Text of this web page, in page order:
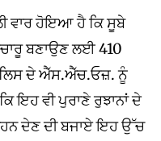
ਵਾਰ ਹੋਇਆ ਹੈ ਕਿ ਸੂਬੇ
ਬਣਾਉਣ ਲਈ 410
ਦੇ ਐੱਸ.ਐੱਚ.ਓਜ਼. ਨੂੰ
ਇਹ ਵੀ ਪੁਰਾਣੇ ਰੁਝਾਨਾਂ ਦੇ
ਦੇਣ ਦੀ ਬਜਾਏ ਇਹ ਉੱਚ